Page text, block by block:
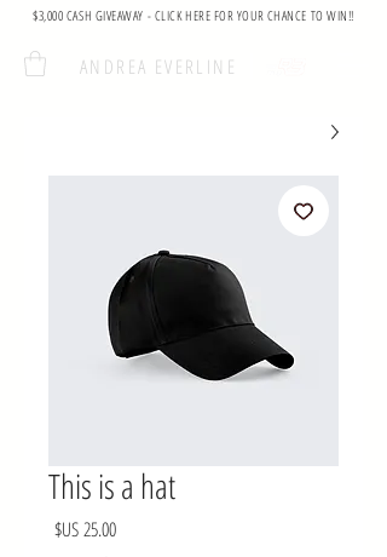
ANDREA EVERLINE
$3,000 CASH GIVEAWAY - CLICK HERE FOR YOUR CHANCE TO WIN!!
This is a hat
السعر